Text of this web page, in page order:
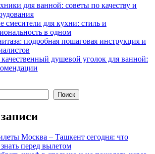
для ванной: советы по качеству и
смесители для кухни: стиль и
в одном
подробная пошаговая инструкция и
душевой уголок для ванной:
Поиск
Москва – Ташкент сегодня: что
перед вылетом